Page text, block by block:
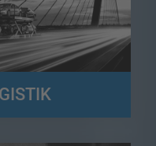
virtuellen Unternehmen